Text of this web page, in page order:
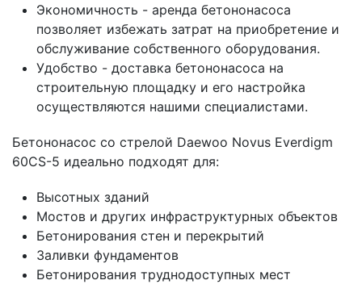
Экономичность - аренда бетононасоса
позволяет избежать затрат на приобретение и
обслуживание собственного оборудования.
Удобство - доставка бетононасоса на
строительную площадку и его настройка
осуществляются нашими специалистами.
Бетононасос со стрелой Daewoo Novus Everdigm
60CS-5 идеально подходят для:
Высотных зданий
Мостов и других инфраструктурных объектов
Бетонирования стен и перекрытий
Заливки фундаментов
Бетонирования труднодоступных мест